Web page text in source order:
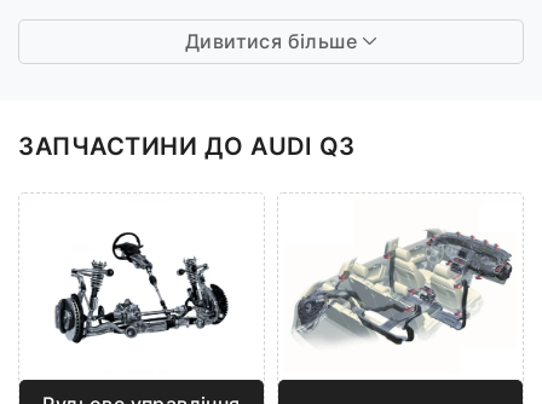
Дивитися більше
ЗАПЧАСТИНИ ДО AUDI Q3